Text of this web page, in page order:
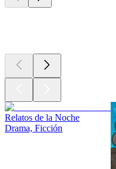
Relatos de la Noche
Drama, Ficción